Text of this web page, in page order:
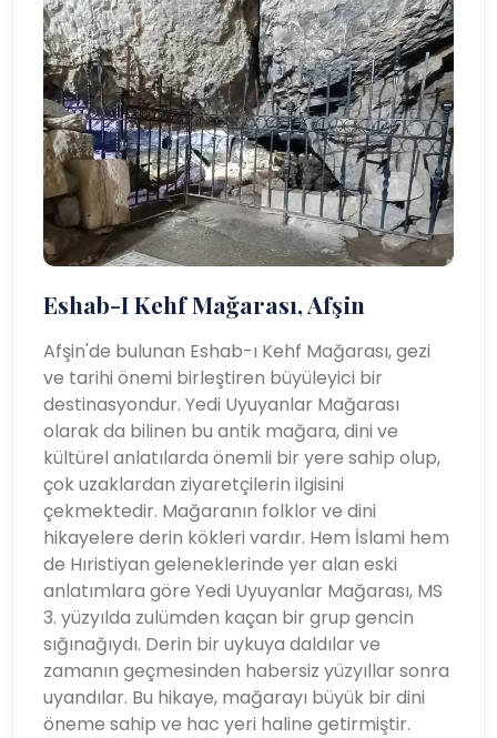
Eshab-I Kehf Mağarası, Afşin
Afşin'de bulunan Eshab-ı Kehf Mağarası, gezi
ve tarihi önemi birleştiren büyüleyici bir
destinasyondur. Yedi Uyuyanlar Mağarası
olarak da bilinen bu antik mağara, dini ve
kültürel anlatılarda önemli bir yere sahip olup,
çok uzaklardan ziyaretçilerin ilgisini
çekmektedir. Mağaranın folklor ve dini
hikayelere derin kökleri vardır. Hem İslami hem
de Hıristiyan geleneklerinde yer alan eski
anlatımlara göre Yedi Uyuyanlar Mağarası, MS
3. yüzyılda zulümden kaçan bir grup gencin
sığınağıydı. Derin bir uykuya daldılar ve
zamanın geçmesinden habersiz yüzyıllar sonra
uyandılar. Bu hikaye, mağarayı büyük bir dini
öneme sahip ve hac yeri haline getirmiştir.